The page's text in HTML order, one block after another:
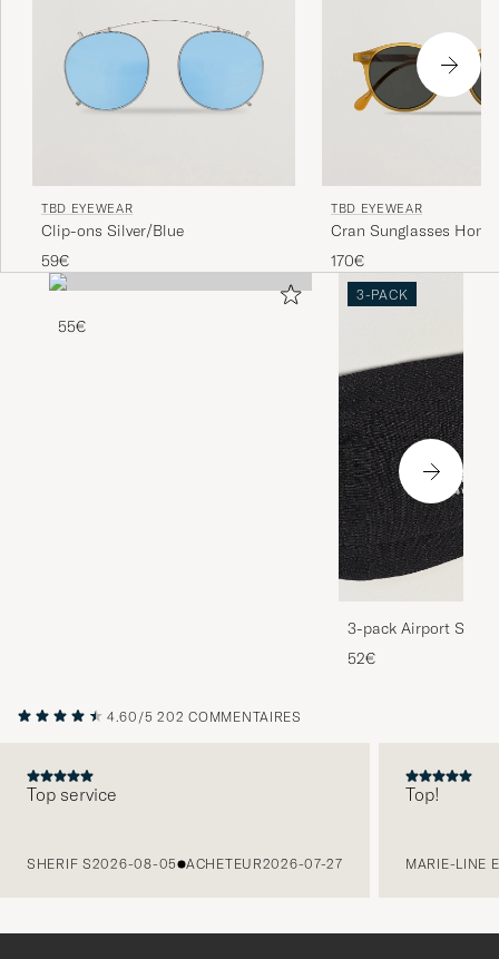
TBD EYEWEAR
Clip-ons Silver/Blue
59€
TBD EYEWEAR
Cran Sunglasses Honey
170€
55€
3-PACK
3-pack Airport
Melange
52€
4.60/5 202 COMMENTAIRES
Top service
SHERIF S2026-08-05 ACHETEUR2026-07-27
Top!
MARIE-LINE